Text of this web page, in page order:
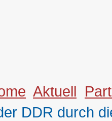
Aktuell
DDR durch